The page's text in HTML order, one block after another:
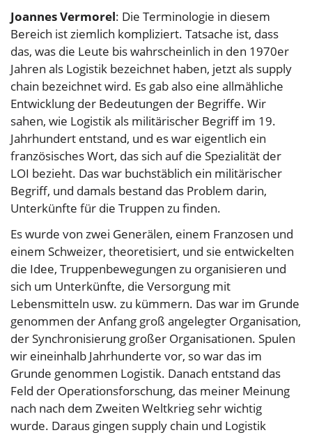
Joannes Vermorel: Die Terminologie in diesem
Bereich ist ziemlich kompliziert. Tatsache ist, dass
das, was die Leute bis wahrscheinlich in den 1970er
Jahren als Logistik bezeichnet haben, jetzt als supply
chain bezeichnet wird. Es gab also eine allmähliche
Entwicklung der Bedeutungen der Begriffe. Wir
sahen, wie Logistik als militärischer Begriff im 19.
Jahrhundert entstand, und es war eigentlich ein
französisches Wort, das sich auf die Spezialität der
LOI bezieht. Das war buchstäblich ein militärischer
Begriff, und damals bestand das Problem darin,
Unterkünfte für die Truppen zu finden.
Es wurde von zwei Generälen, einem Franzosen und
einem Schweizer, theoretisiert, und sie entwickelten
die Idee, Truppenbewegungen zu organisieren und
sich um Unterkünfte, die Versorgung mit
Lebensmitteln usw. zu kümmern. Das war im Grunde
genommen der Anfang groß angelegter Organisation,
der Synchronisierung großer Organisationen. Spulen
wir eineinhalb Jahrhunderte vor, so war das im
Grunde genommen Logistik. Danach entstand das
Feld der Operationsforschung, das meiner Meinung
nach nach dem Zweiten Weltkrieg sehr wichtig
wurde. Daraus gingen supply chain und Logistik